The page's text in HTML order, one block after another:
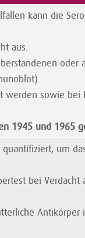
kann die
aus.
oder
werden sowie
1945 und 1965
um
bei Verdacht